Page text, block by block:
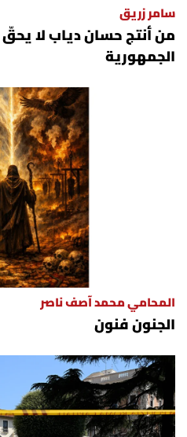
سامر زريق
من أنتج حسان دياب لا يحقّ
الجمهورية
المحامي محمد آصف ناصر
الجنون فنون